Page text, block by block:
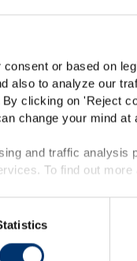
or based on
also to analyze our
clicking on 'Reject
change your mind at
and traffic analysis
To find out more
professional
and not for
world and may
with EC
which have not
on the
The
dello stress –
– Safr’Inside™ &